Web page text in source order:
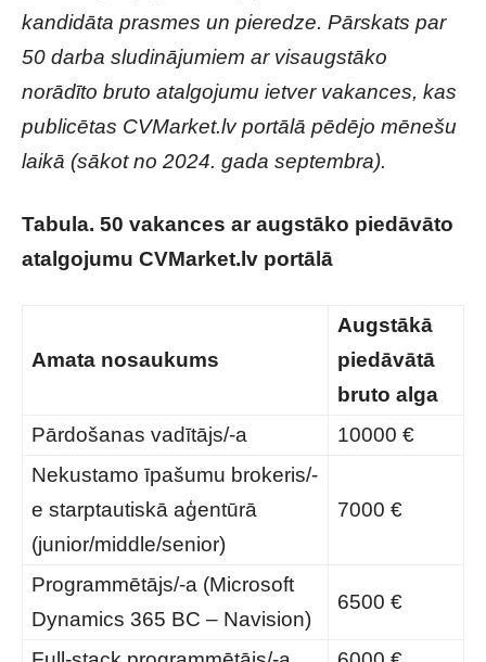
kandidāta prasmes un pieredze. Pārskats par
50 darba sludinājumiem ar visaugstāko
norādīto bruto atalgojumu ietver vakances, kas
publicētas CVMarket.lv portālā pēdējo mēnešu
laikā (sākot no 2024. gada septembra).
Tabula. 50 vakances ar augstāko piedāvāto
atalgojumu CVMarket.lv portālā
Amata nosaukums
Augstākā
piedāvātā
bruto alga
Pārdošanas vadītājs/-a
10000 €
Nekustamo īpašumu brokeris/-
e starptautiskā aģentūrā
(junior/middle/senior)
7000 €
Programmētājs/-a (Microsoft
Dynamics 365 BC – Navision)
6500 €